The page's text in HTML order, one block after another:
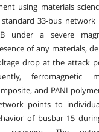
using materials
33-bus network
under a severe
of any materials,
drop at the attack
ferromagnetic
and PANI
points to
of busbar 15